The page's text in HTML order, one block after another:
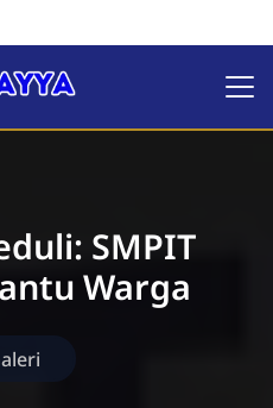
Pekanbaru
SMPIT
Warga